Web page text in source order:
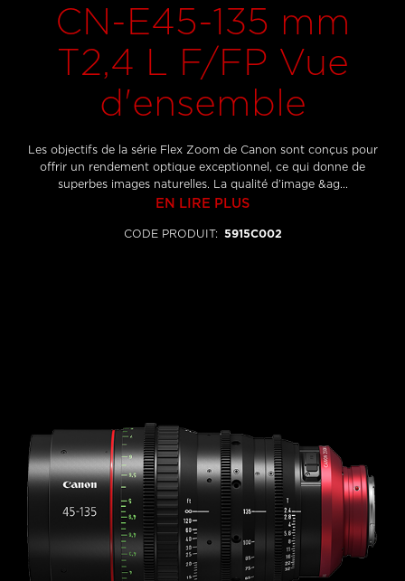
CN-E45-135 mm
T2,4 L F/FP Vue
d'ensemble
Les objectifs de la série Flex Zoom de Canon sont conçus pour
offrir un rendement optique exceptionnel, ce qui donne de
superbes images naturelles. La qualité d’image &ag...
EN LIRE PLUS
CODE PRODUIT: 5915C002